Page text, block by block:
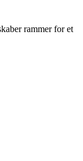
rammer for et